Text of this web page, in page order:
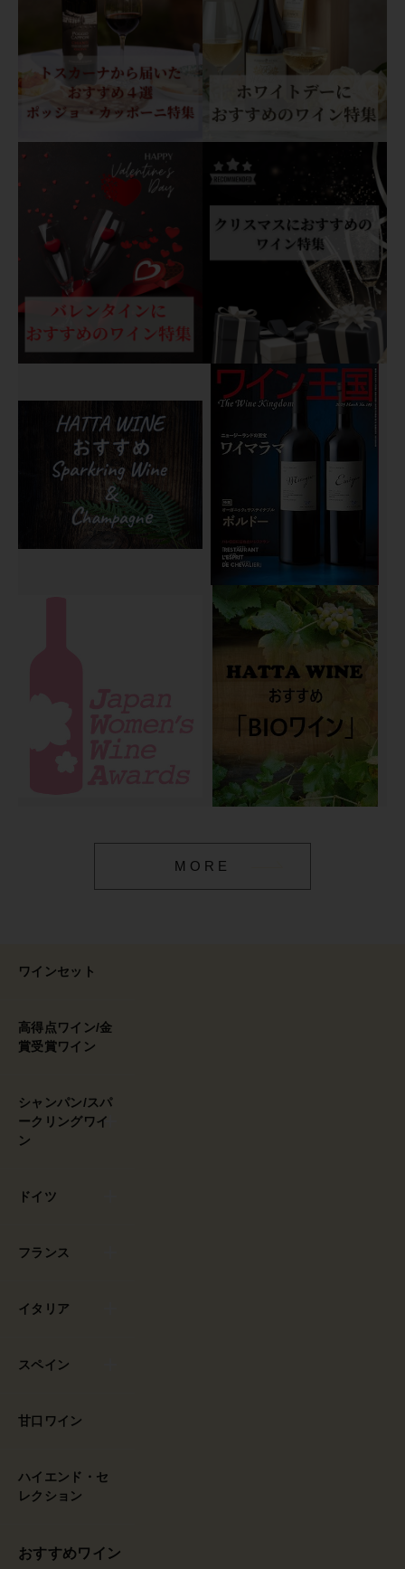
MORE
ワインセット
高得点ワイン/金
賞受賞ワイン
シャンパン/スパ
ークリングワイ
ン
ドイツ
フランス
イタリア
スペイン
甘口ワイン
ハイエンド・セ
レクション
おすすめワイン